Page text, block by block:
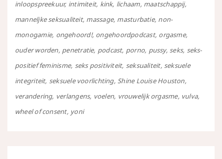
inloopspreekuur intimiteit kink lichaam maatschappij
manneljke seksualiteit massage masturbatie non-
monogamie ongehoord! ongehoordpodcast orgasme
ouder worden penetratie podcast porno pussy seks seks-
positief feminisme seks positiviteit seksualiteit seksuele
integriteit seksuele voorlichting Shine Louise Houston
verandering verlangens voelen vrouwelijk orgasme vulva
wheel of consent yoni